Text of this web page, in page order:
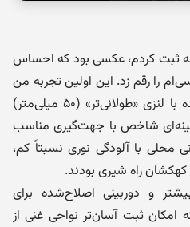
ثبت کردم، عکسی بود که احساس
را رقم زد. این اولین تجربه من
در ثبت یک پانورامای ردیابی‌شده با لنزی «طولانی‌تر» (۵۰ میلی‌متر)
شاخص با جهت‌گیری مناسب
محلی با آلودگی نوری نسبتاً کم،
راه شیری بودند.
و دوربینی اصلاح‌شده برای
امکان ثبت آسان‌تر نواحی غنی از